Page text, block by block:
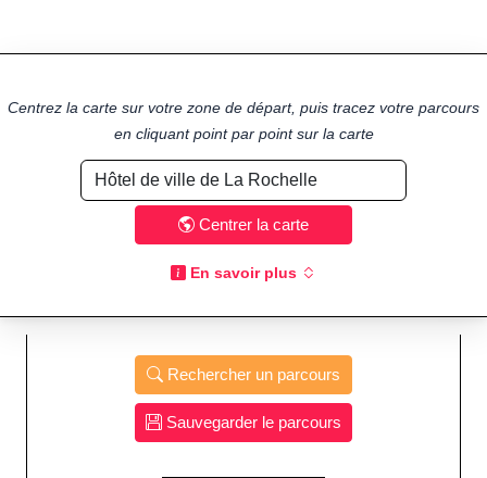
Centrez la carte sur votre zone de départ, puis tracez votre parcours
en cliquant point par point sur la carte
Centrer la carte
En savoir plus
Rechercher un parcours
Sauvegarder le parcours